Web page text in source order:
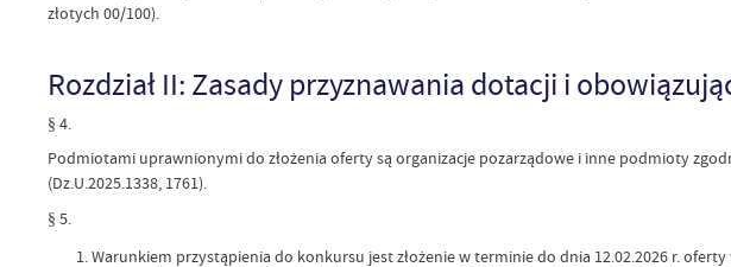
złotych 00/100).
Rozdział II: Zasady przyznawania dotacji i
§ 4.
Podmiotami uprawnionymi do złożenia oferty są organizacje pozarządowe i inne podmioty
(Dz.U.2025.1338, 1761).
§ 5.
Warunkiem przystąpienia do konkursu jest złożenie w terminie do dnia 12.02.2026 r.